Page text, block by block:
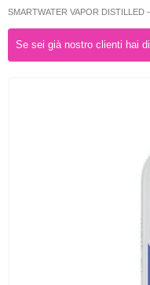
SMARTWATER VAPOR DISTILLED
Se sei già nostro clienti hai